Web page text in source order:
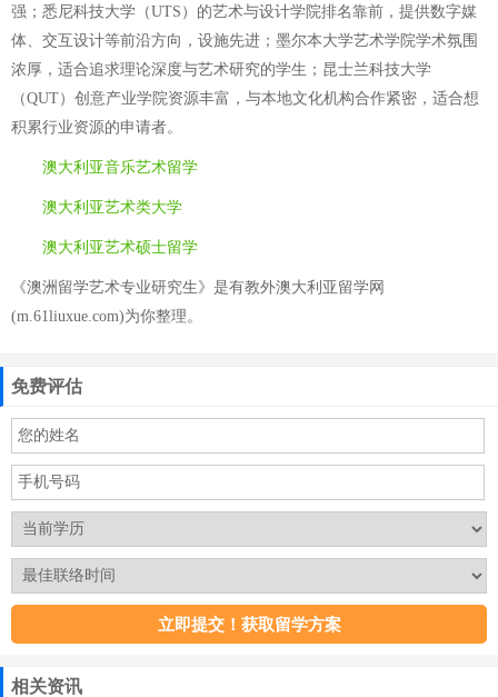
强；悉尼科技大学（UTS）的艺术与设计学院排名靠前，提供数字媒
体、交互设计等前沿方向，设施先进；墨尔本大学艺术学院学术氛围
浓厚，适合追求理论深度与艺术研究的学生；昆士兰科技大学
（QUT）创意产业学院资源丰富，与本地文化机构合作紧密，适合想
积累行业资源的申请者。
澳大利亚音乐艺术留学
澳大利亚艺术类大学
澳大利亚艺术硕士留学
《澳洲留学艺术专业研究生》是有教外澳大利亚留学网
(m.61liuxue.com)为你整理。
免费评估
相关资讯